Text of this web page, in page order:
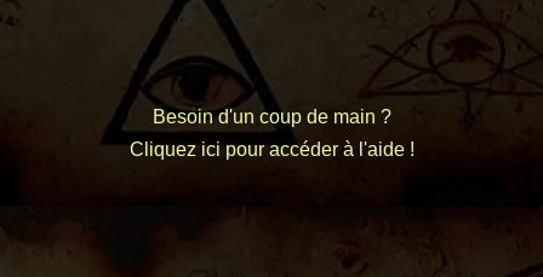
Besoin d'un coup de main ?
Cliquez ici pour accéder à l'aide !